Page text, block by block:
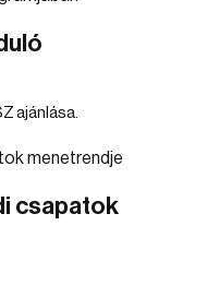
ajánlása.
csapatok